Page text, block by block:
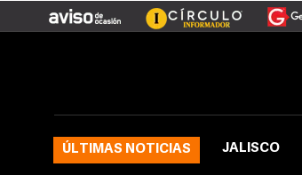
ÚLTIMAS NOTICIAS JALISCO